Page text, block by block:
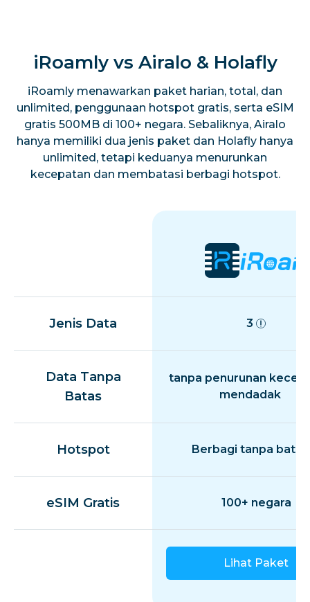
iRoamly vs Airalo & Holafly
iRoamly menawarkan paket harian, total, dan
unlimited, penggunaan hotspot gratis, serta eSIM
gratis 500MB di 100+ negara. Sebaliknya, Airalo
hanya memiliki dua jenis paket dan Holafly hanya
unlimited, tetapi keduanya menurunkan
kecepatan dan membatasi berbagi hotspot.
Jenis Data 3
Data Tanpa
Batas
tanpa penurunan
mendadak
Hotspot Berbagi tanpa batas
eSIM Gratis 100+ negara
Lihat Paket